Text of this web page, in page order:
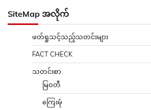
SiteMap အလိုက်
ဖတ်ရှုသင့်သည့်သတင်းများ
FACT CHECK
သတင်းစာ
မြဝတီ
ကြေးမုံ